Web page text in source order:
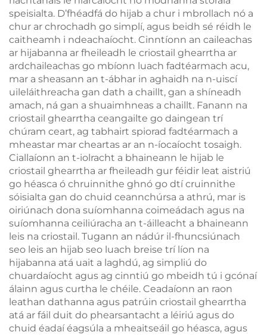
speisialta. D’fhéadfá do hijab a chur i mbrollach nó a
chur ar chrochadh go simplí, agus beidh sé réidh le
caitheamh i ndeachaíocht. Cinntíonn an caileachas
ar hijabanna ar fheileadh le criostail ghearrtha ar
ardchaileachas go mbíonn luach fadtéarmach acu,
mar a sheasann an t-ábhar in aghaidh na n-uiscí
uileláithreacha gan dath a chaillt, gan a shíneadh
amach, ná gan a shuaimhneas a chaillt. Fanann na
criostail ghearrtha ceangailte go daingean trí
chúram ceart, ag tabhairt spiorad fadtéarmach a
mheastar mar cheartas ar an n-íocaíocht tosaigh.
Ciallaíonn an t-iolracht a bhaineann le hijab le
criostail ghearrtha ar fheileadh gur féidir leat aistriú
go héasca ó chruinnithe ghnó go dtí cruinnithe
sóisialta gan do chuid ceannchúrsa a athrú, mar is
oiriúnach dona suíomhanna coimeádach agus na
suíomhanna ceiliúracha an t-áilleacht a bhaineann
leis na criostail. Tugann an nádúr il-fhuncsiúnach
seo leis an hijab seo luach breise trí líon na
hijabanna atá uait a laghdú, ag simpliú do
chuardaíocht agus ag cinntiú go mbeidh tú i gcónaí
álainn agus curtha le chéile. Ceadaíonn an raon
leathan dathanna agus patrúin criostail ghearrtha
atá ar fáil duit do phearsantacht a léiriú agus do
chuid éadaí éagsúla a mheaitseáil go héasca, agus